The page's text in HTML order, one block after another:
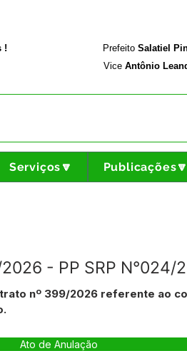
! Prefeito Salatiel
Vice Antônio
Serviços🔽 Publicações🔽
- PP SRP N°024/
nº 399/2026 referente ao
Ato de Anulação